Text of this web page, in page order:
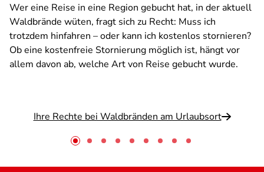
Wer eine Reise in eine Region gebucht hat, in der aktuell
Waldbrände wüten, fragt sich zu Recht: Muss ich
trotzdem hinfahren – oder kann ich kostenlos stornieren?
Ob eine kostenfreie Stornierung möglich ist, hängt vor
allem davon ab, welche Art von Reise gebucht wurde.
Ihre Rechte bei Waldbränden am Urlaubsort